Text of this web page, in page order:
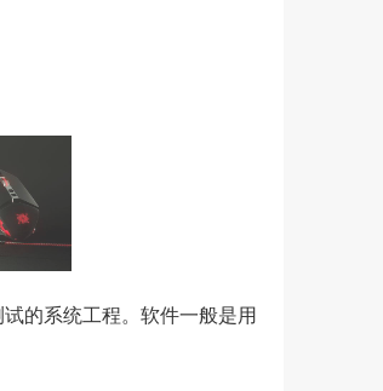
的系统工程。软件一般是用